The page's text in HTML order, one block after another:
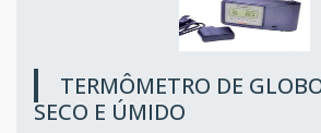
TERMÔMETRO DE
SECO E ÚMIDO